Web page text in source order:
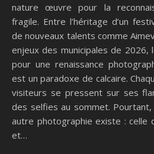
nature œuvre pour la
fragile. Entre l’héritage d’un
de nouveaux talents comme
enjeux des municipales de
pour une renaissance
est un paradoxe de calcaire.
visiteurs se pressent sur ses
des selfies au sommet. Pourtant,
autre photographie existe : celle
et…